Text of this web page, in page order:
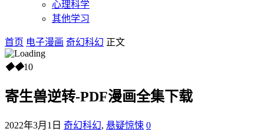
心理科学
其他学习
首页 电子漫画 奇幻科幻 正文
◆◆10
寄生兽逆转-PDF漫画全集下载
2022年3月1日 奇幻科幻, 悬疑惊悚 0